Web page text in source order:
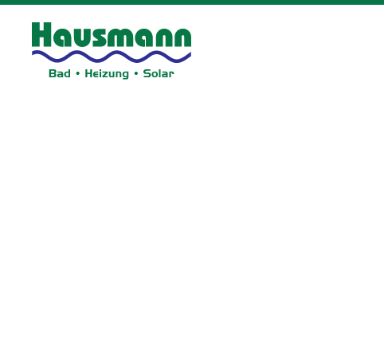
Zum Hauptinhalt springen